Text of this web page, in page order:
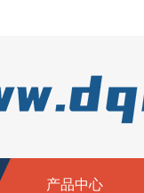
产品中心